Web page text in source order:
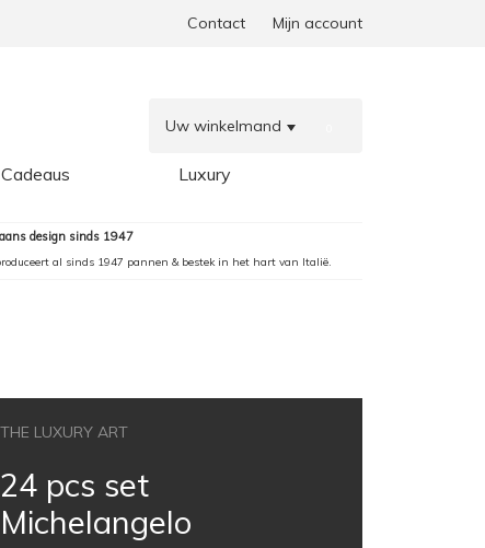
Contact Mijn account
Uw winkelmand
Cadeaus Luxury
design sinds 1947
al sinds 1947 pannen & bestek in het hart van Italië.
THE LUXURY ART
24 pcs set
Michelangelo